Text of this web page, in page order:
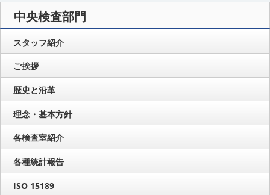
中央検査部門
スタッフ紹介
ご挨拶
歴史と沿革
理念・基本方針
各検査室紹介
各種統計報告
ISO 15189